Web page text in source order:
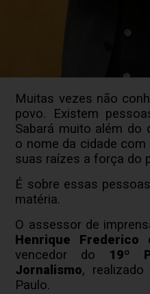
Muitas vezes não
povo. Existem
Sabará muito além do
o nome da cidade
suas raízes a força do
É sobre essas
matéria.
O assessor de
Henrique Frederico
vencedor do 19º
Jornalismo,
Paulo.